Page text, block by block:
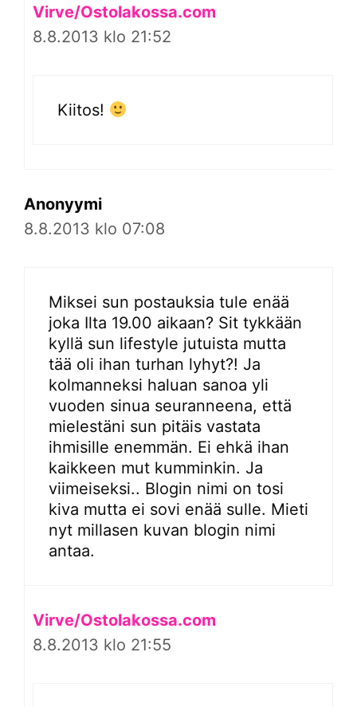
Virve/Ostolakossa.com
8.8.2013 klo 21:52
Kiitos!
Anonyymi
8.8.2013 klo 07:08
Miksei sun postauksia tule enää
joka Ilta 19.00 aikaan? Sit tykkään
kyllä sun lifestyle jutuista mutta
tää oli ihan turhan lyhyt?! Ja
kolmanneksi haluan sanoa yli
vuoden sinua seuranneena, että
mielestäni sun pitäis vastata
ihmisille enemmän. Ei ehkä ihan
kaikkeen mut kumminkin. Ja
viimeiseksi.. Blogin nimi on tosi
kiva mutta ei sovi enää sulle. Mieti
nyt millasen kuvan blogin nimi
antaa.
Virve/Ostolakossa.com
8.8.2013 klo 21:55